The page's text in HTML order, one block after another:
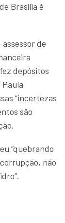
Brasília é
de
depósitos
“incertezas
são
“quebrando
não